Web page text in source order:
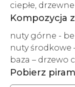
ciepłe, drzewne
Kompozycja
nuty górne -
nuty środkowe
baza – drzewo
Pobierz